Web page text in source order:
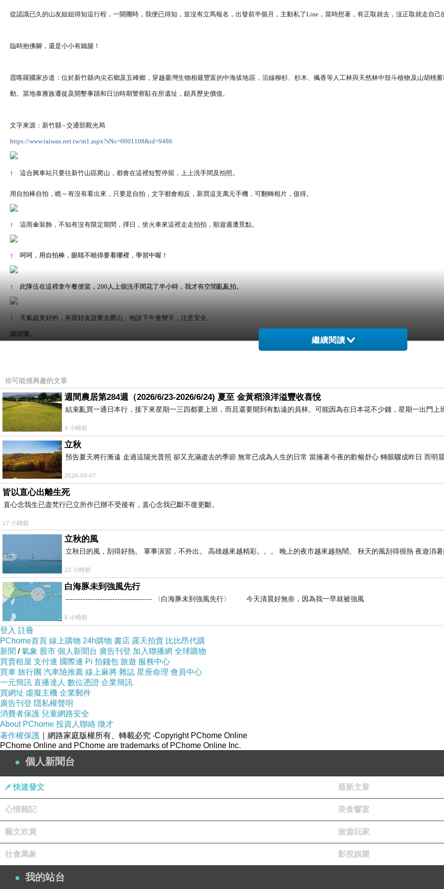
從認識已久的山友姐姐得知這行程，一開團時，我便已得知 ，並沒有立馬報名，出發前半個月，主動私了Line，當時想著，有正取就去，沒正取就走自己
臨時抱佛腳，還是小小有鐵腿！
霞喀羅國家步道：位於新竹縣內尖石鄉及五峰鄉，穿越臺灣生物相最豐富的中海拔地區，沿線柳杉、杉木、楓香等人工林與天然林中殼斗植物及山胡桃
動。當地泰雅族遷徙及開墾事蹟和日治時期警察駐在所遺址，頗具歷史價值。
文字來源：新竹縣 - 交通部觀光局
https://www.taiwan.net.tw/m1.aspx?sNo=0001108&id=9486
↑ 這合興車站只要往新竹山區爬山，都會在這裡短暫停留，上上洗手間及拍照。
用自拍棒自拍，瞧～有沒有看出來，只要是自拍，文字都會相反，新買這支萬元手機，可翻轉相片，值得。
↑ 這雨傘裝飾，不知有沒有限定期間，擇日，坐火車來這裡走走拍拍，順遊週遭景點。
↑ 呵呵，用自拍棒，眼睛不曉得要看哪裡，學習中喔！
↑ 此隊伍在這裡拿午餐便當，200人上個洗手間花了半小時，我才有空閒亂亂拍。
↑ 天氣超美好的，有跟好友說要去爬山，他說下午會變天，注意安全。
謝謝嘍。
↑10台中巴車，是上不來到登山口的，沿路還有好多車子，大約是從6.5k處下車，氣喘吁吁走到登山口的。
此時，已是11:20。
↑養老段登山口 H:1320起登
↑ 這張是下山補拍的，還是他隊的女山友，我們共同走一小段路，順便聊聊天，沒辦法，中午一到集合地，大家在這裡瘋狂拍照，也不留個空檔給我啊
↑ 早上一到集合地時，看到車數，我嚇到啊，但參加的這些山
多了。
行程有分適合自己的腳力，完全沒有硬性規定要走完全程的。此行，若沒有近中午出發，原定走到白石吊橋的，我可能
↑霞喀羅古道，一路平緩好走。
↑ 路過。
還有喔，報名時，就有指定要坐哪位響導的車輛，但沒有請隊長幫我預留車位，一到現場看到了有『留』這紙張，原來是要給我的位子，這車次的響
((太久沒往山裡跑嘍！))
繼續閱讀
你可能感興趣的文章
週間農居第284週（2026/6/23-2026/6/24) 夏至 金黃稻浪洋溢豐收喜悅
結束亂買一通日本行，接下來星期一三四都要上班，而且還要開到有點遠的員林。可能因為在日本花不少錢，星期一出門上
4 小時前
立秋
預告夏天將行漸遠 走過這陽光普照 卻又充滿逝去的季節 無常已成為人生的日常 當擁著今夜的歡暢舒心 轉眼驟成昨日 而明
2026-08-07
皆以直心出離生死
直心念我生已盡梵行已立所作已辦不受後有，直心念我已斷不復更斷。
17 小時前
立秋的風
立秋日的風，刮得好熱。 軍事演習，不外出。 高雄越來越精彩。。。 晚上的夜市越來越熱鬧。 秋天的風刮得很熱 夜遊消暑
22 小時前
白海豚未到強風先行
----------------------------------- 〈白海豚未到強風先行〉 今天清晨好無奈，因為我一早就被強風
6 小時前
登入 註冊
PChome首頁 線上購物 24h購物 書店 露天拍賣 比比昂代購
新聞 /氣象 股市 個人新聞台 廣告刊登 加入聯播網 全球購物
買賣租屋 支付連 國際連 Pi 拍錢包 旅遊 服務中心
買車 旅行團 汽車險推薦 線上麻將 雜誌 星座命理 會員中心
一元簡訊 直播達人 數位憑證 企業簡訊
買網址 虛擬主機 企業郵件
廣告刊登 隱私權聲明
消費者保護 兒童網路安全
About PChome 投資人聯絡 徵才
著作權保護 ｜網路家庭版權所有、轉載必究 ‧Copyright PChome Online
PChome Online and PChome are trademarks of PChome Online Inc.
個人新聞台
快速發文 最新文章
心情雜記 美食饗宴
藝文欣賞 旅遊玩家
社會萬象 影視娛樂
我的站台